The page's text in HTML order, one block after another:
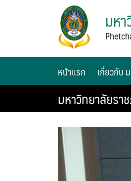
มห
หน้าแรก เกี่ยวกับ
มหาวิทยาลัยรา